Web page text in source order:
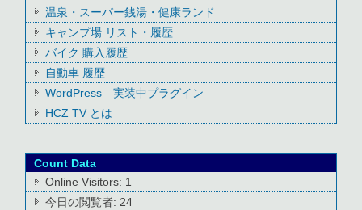
温泉・スーパー銭湯・健康ランド
キャンプ場 リスト・履歴
バイク 購入履歴
自動車 履歴
WordPress 実装中プラグイン
HCZ TV とは
Count Data
Online Visitors: 1
今日の閲覧者:24